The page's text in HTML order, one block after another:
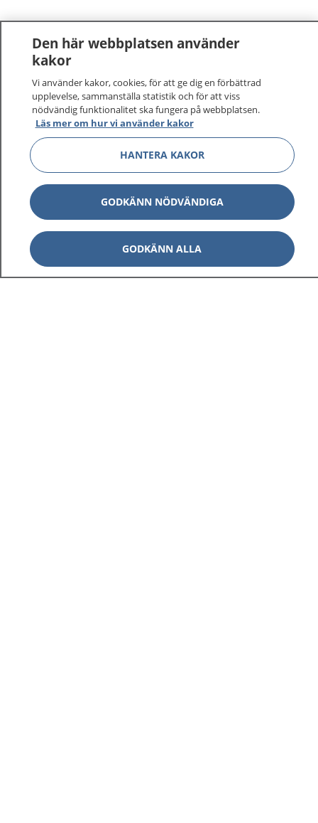
Den här webbplatsen använder
kakor
Vi använder kakor, cookies, för att ge dig en förbättrad
upplevelse, sammanställa statistik och för att viss
nödvändig funktionalitet ska fungera på webbplatsen.
Läs mer om hur vi använder kakor
HANTERA KAKOR
GODKÄNN NÖDVÄNDIGA
GODKÄNN ALLA